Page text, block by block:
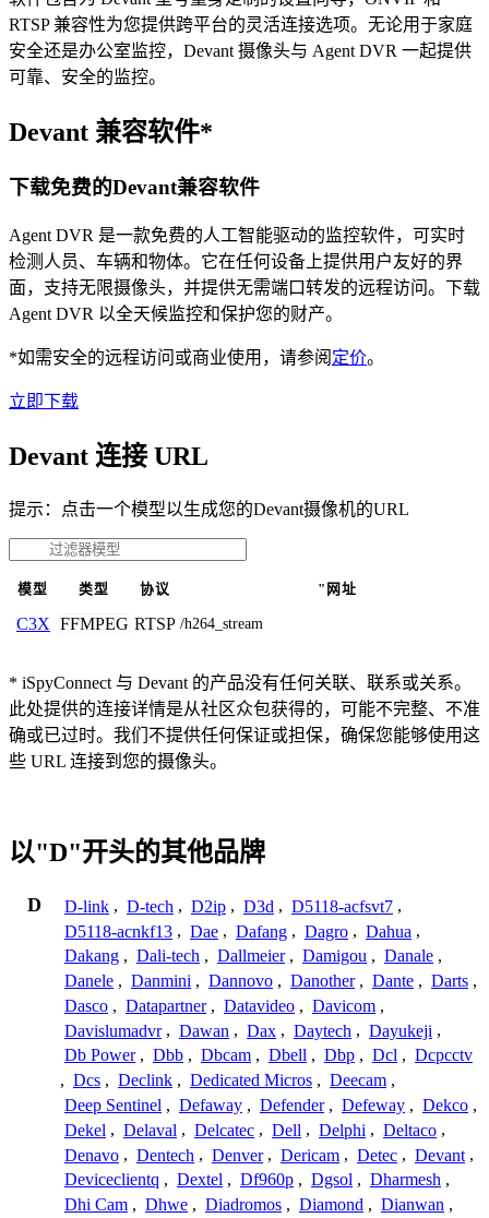
RTSP 兼容性为您提供跨平台的灵活连接选项。无论用于家庭
安全还是办公室监控，Devant 摄像头与 Agent DVR 一起提供
可靠、安全的监控。
Devant 兼容软件*
下载免费的Devant兼容软件
Agent DVR 是一款免费的人工智能驱动的监控软件，可实时
检测人员、车辆和物体。它在任何设备上提供用户友好的界
面，支持无限摄像头，并提供无需端口转发的远程访问。下载
Agent DVR 以全天候监控和保护您的财产。
*如需安全的远程访问或商业使用，请参阅 定价。
立即下载
Devant 连接 URL
提示：点击一个模型以生成您的Devant摄像机的URL
模型 类型 协议 "网址
C3X FFMPEG RTSP /h264_stream
* iSpyConnect 与 Devant 的产品没有任何关联、联系或关系。
此处提供的连接详情是从社区众包获得的，可能不完整、不准
确或已过时。我们不提供任何保证或担保，确保您能够使用这
些 URL 连接到您的摄像头。
以"D"开头的其他品牌
D D-link , D-tech , D2ip , D3d , D5118-acfsvt7 ,
D5118-acnkf13 , Dae , Dafang , Dagro , Dahua ,
Dakang , Dali-tech , Dallmeier , Damigou , Danale ,
Danele , Danmini , Dannovo , Danother , Dante , Darts ,
Dasco , Datapartner , Datavideo , Davicom ,
Davislumadvr , Dawan , Dax , Daytech , Dayukeji ,
Db Power , Dbb , Dbcam , Dbell , Dbp , Dcl , Dcpcctv
, Dcs , Declink , Dedicated Micros , Deecam ,
Deep Sentinel , Defaway , Defender , Defeway , Dekco ,
Dekel , Delaval , Delcatec , Dell , Delphi , Deltaco ,
Denavo , Dentech , Denver , Dericam , Detec , Devant ,
Deviceclientq , Dextel , Df960p , Dgsol , Dharmesh ,
Dhi Cam , Dhwe , Diadromos , Diamond , Dianwan ,